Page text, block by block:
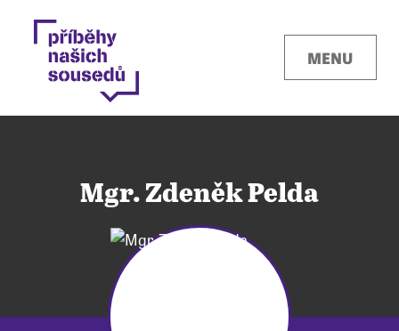
MENU
Mgr. Zdeněk Pelda